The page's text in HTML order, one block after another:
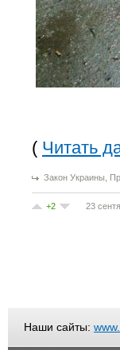
( Читать
Закон Украины,
+2 23
Наши сайты: